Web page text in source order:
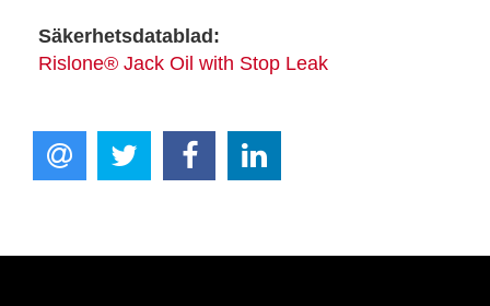
Säkerhetsdatablad:
Rislone® Jack Oil with Stop Leak